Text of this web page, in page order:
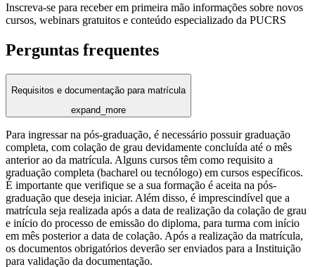
Inscreva-se para receber em primeira mão informações sobre novos
cursos, webinars gratuitos e conteúdo especializado da PUCRS
Perguntas frequentes
Requisitos e documentação para matrícula
expand_more
Para ingressar na pós-graduação, é necessário possuir graduação
completa, com colação de grau devidamente concluída até o mês
anterior ao da matrícula. Alguns cursos têm como requisito a
graduação completa (bacharel ou tecnólogo) em cursos específicos.
É importante que verifique se a sua formação é aceita na pós-
graduação que deseja iniciar. Além disso, é imprescindível que a
matrícula seja realizada após a data de realização da colação de grau
e início do processo de emissão do diploma, para turma com início
em mês posterior a data de colação. Após a realização da matrícula,
os documentos obrigatórios deverão ser enviados para a Instituição
para validação da documentação.